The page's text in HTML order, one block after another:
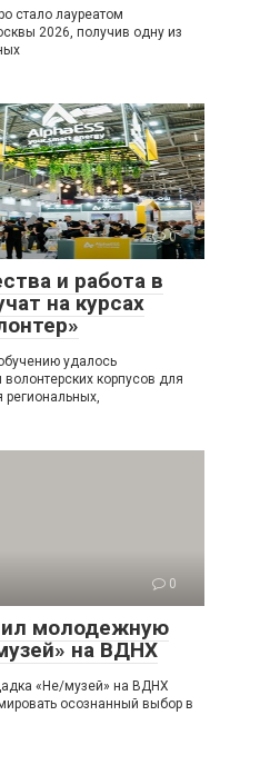
стало лауреатом
2026, получив одну из
0
и работа в
на курсах
удалось
корпусов для
0
молодежную
на ВДНХ
«Не/музей» на ВДНХ
осознанный выбор в